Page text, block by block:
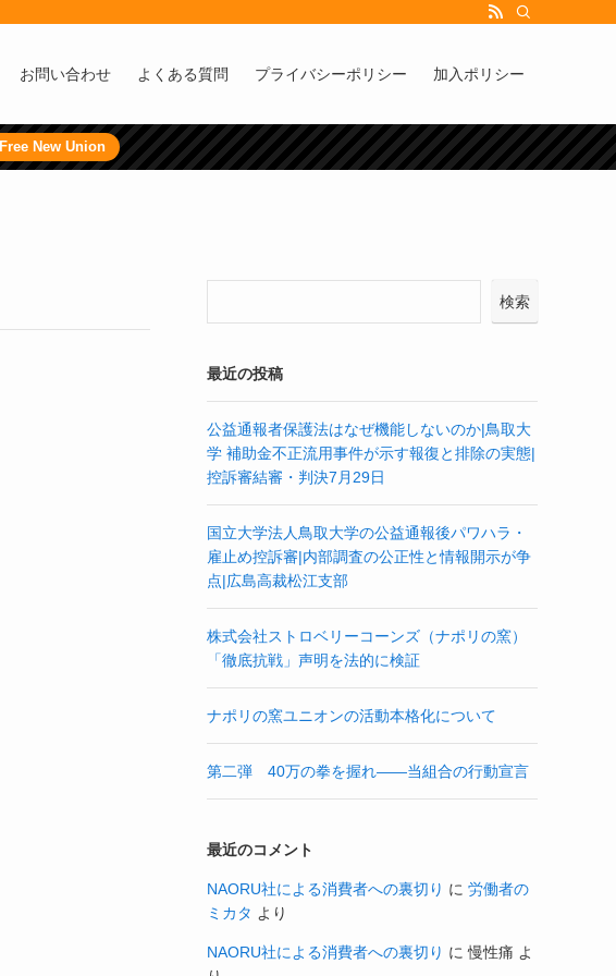
お問い合わせ よくある質問 プライバシーポリシー 加入ポリシー
Free New Union
検索
最近の投稿
公益通報者保護法はなぜ機能しないのか|鳥取大
学 補助金不正流用事件が示す報復と排除の実態|
控訴審結審・判決7月29日
国立大学法人鳥取大学の公益通報後パワハラ・
雇止め控訴審|内部調査の公正性と情報開示が争
点|広島高裁松江支部
株式会社ストロベリーコーンズ（ナポリの窯）
「徹底抗戦」声明を法的に検証
ナポリの窯ユニオンの活動本格化について
第二弾 40万の拳を握れ——当組合の行動宣言
最近のコメント
NAORU社による消費者への裏切り に 労働者の
ミカタ より
NAORU社による消費者への裏切り に慢性痛 よ